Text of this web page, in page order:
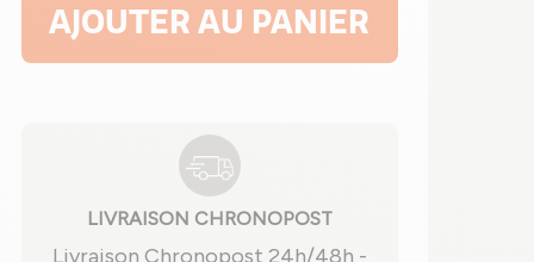
AJOUTER AU PANIER
LIVRAISON CHRONOPOST
Livraison Chronopost 24h/48h -